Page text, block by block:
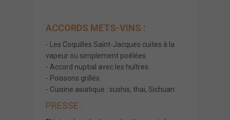
ACCORDS METS-VINS :
- Les Coquilles Saint-Jacques cuites à la
vapeur ou simplement poêlées.
- Accord nuptial avec les huîtres.
- Poissons grillés.
- Cuisine asiatique : sushis, thai, Sichuan.
PRESSE :